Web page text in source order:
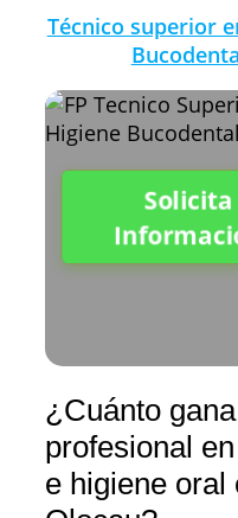
Técnico superior
Solicita
¿Cuánto
profesional
e higiene oral